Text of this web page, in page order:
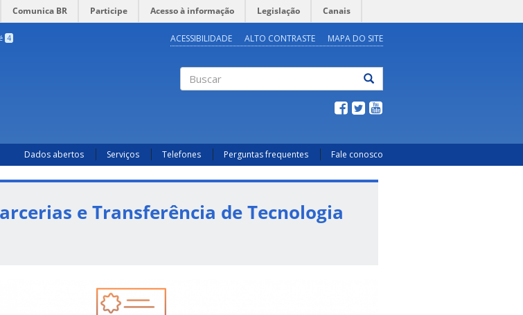
Comunica BR Participe Acesso à informação Legislação Canais
4 ACESSIBILIDADE ALTO CONTRASTE MAPA DO SITE
Dados abertos Serviços Telefones Perguntas frequentes Fale conosco
e Transferência de Tecnologia